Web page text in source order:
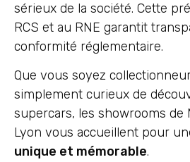
sérieux de la société. Cette
RCS et au RNE garantit
conformité réglementaire.
Que vous soyez
simplement curieux de
supercars, les showrooms de
Lyon vous accueillent pour
unique et mémorable.